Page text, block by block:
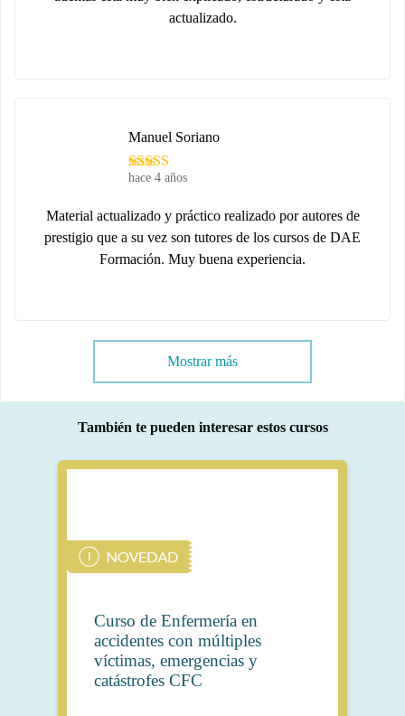
actualizado.
hace 4 años
Manuel Soriano
Material actualizado y práctico realizado por autores de
prestigio que a su vez son tutores de los cursos de DAE
Formación. Muy buena experiencia.
Mostrar más
También te pueden interesar estos cursos
Curso de Enfermería en
accidentes con múltiples
víctimas, emergencias y
catástrofes CFC